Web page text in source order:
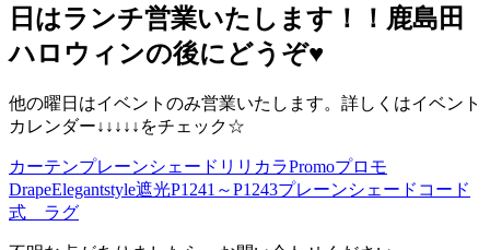
日はランチ営業いたします！！鹿島田
ハロウィンの後にどうぞ♥️
他の曜日はイベントのみ営業いたします。詳しくはイベント
カレンダー↓↓↓↓↓をチェック☆
カーテンプレーンシェードリリカラPromoプロモ
DrapeElegantstyle遮光P1241～P1243プレーンシェードコード
式 ラグ